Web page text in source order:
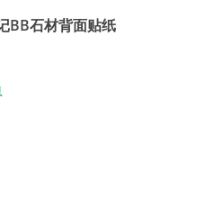
BB石材背面贴纸